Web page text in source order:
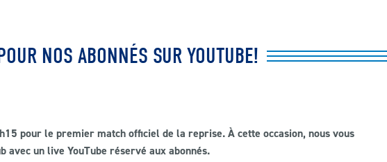
NOS ABONNÉS SUR YOUTUBE!
pour le premier match officiel de la reprise. À cette occasion, nous vous
avec un live YouTube réservé aux abonnés.